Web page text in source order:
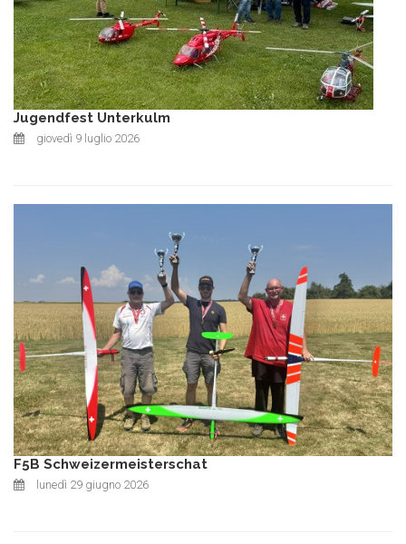
Jugendfest Unterkulm
giovedì 9 luglio 2026
F5B Schweizermeisterschat
lunedì 29 giugno 2026